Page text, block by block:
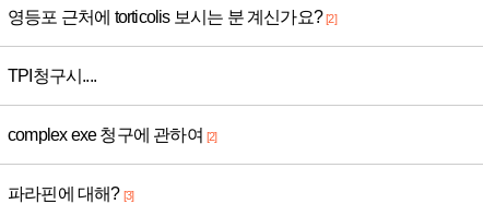
영등포 근처에 torticolis 보시는 분 계신가요? [2]
TPI청구시....
complex exe 청구에 관하여 [2]
파라핀에 대해? [3]